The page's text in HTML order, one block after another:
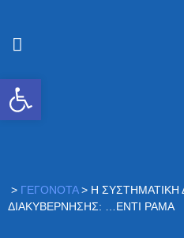
Ανοίξτε τη
> ΓΕΓΟΝΌΤΑ> Η
ΔΙΑΚΥΒΈΡΝΗΣΗΣ: …ΕΝΤΙ ΡΆΜΑ